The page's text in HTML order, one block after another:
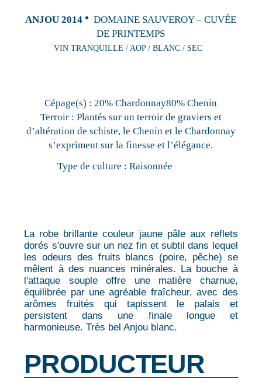
ANJOU 2014
DOMAINE SAUVEROY – CUVÉE
DE PRINTEMPS
VIN TRANQUILLE / AOP / BLANC / SEC
Cépage(s) : 20% Chardonnay80% Chenin
Terroir : Plantés sur un terroir de graviers et
d’altération de schiste, le Chenin et le Chardonnay
s’expriment sur la finesse et l’élégance.
Type de culture : Raisonnée
La robe brillante couleur jaune pâle aux reflets
dorés s'ouvre sur un nez fin et subtil dans lequel
les odeurs des fruits blancs (poire, pêche) se
mêlent à des nuances minérales. La bouche à
l'attaque souple offre une matière charnue,
équilibrée par une agréable fraîcheur, avec des
arômes fruités qui tapissent le palais et
persistent dans une finale longue et
harmonieuse. Très bel Anjou blanc.
PRODUCTEUR